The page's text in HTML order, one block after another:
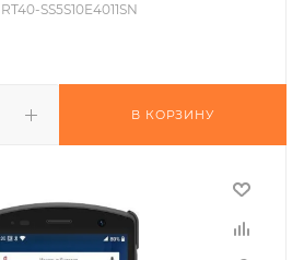
SS5S10E4011SN
В КОРЗИНУ